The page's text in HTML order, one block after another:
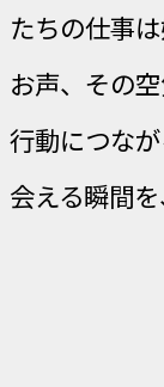
たちの仕事
お声、その
行動につな
会える瞬間を